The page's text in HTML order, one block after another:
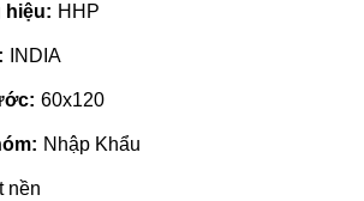
hiệu: HHP
INDIA
60x120
Nhập Khẩu
nền